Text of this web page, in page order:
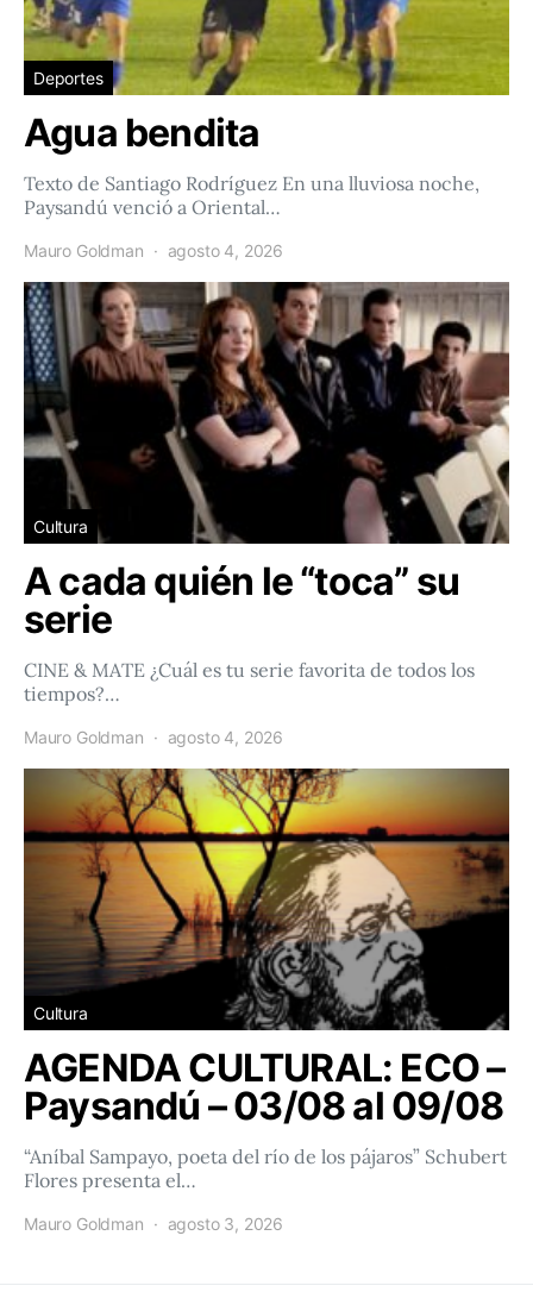
Deportes
Agua bendita
Texto de Santiago Rodríguez En una lluviosa noche,
Paysandú venció a Oriental…
Mauro Goldman agosto 4, 2026
Cultura
A cada quién le “toca” su
serie
CINE & MATE ¿Cuál es tu serie favorita de todos los
tiempos?…
Mauro Goldman agosto 4, 2026
Cultura
AGENDA CULTURAL: ECO –
Paysandú – 03/08 al 09/08
“Aníbal Sampayo, poeta del río de los pájaros” Schubert
Flores presenta el…
Mauro Goldman agosto 3, 2026